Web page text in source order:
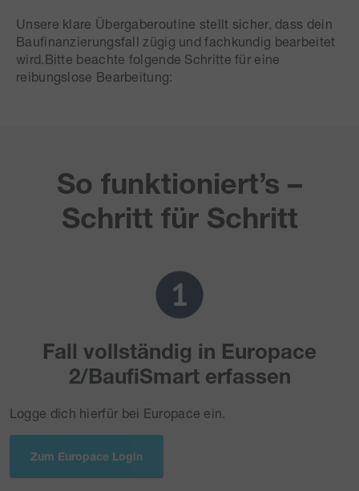
Unsere klare Übergaberoutine stellt sicher, dass dein
Baufinanzierungsfall zügig und fachkundig bearbeitet
wird.Bitte beachte folgende Schritte für eine
reibungslose Bearbeitung:
So funktioniert’s –
Schritt für Schritt
Fall vollständig in Europace
2/BaufiSmart erfassen
Logge dich hierfür bei Europace ein.
Zum Europace Login